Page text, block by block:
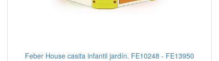
Feber House casita infantil jardín. FE10248 - FE13950